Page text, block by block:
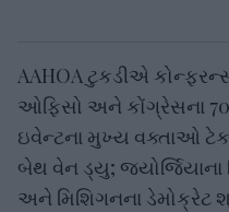
AAHOA ટુકડીએ
ઓફિસો અને કોંગ્રેસના 70
ઇવેન્ટના મુખ્ય વક્તાઓ
બેથ વેન ડ્યુ; જ્યોર્જિયાના
અને મિશિગનના ડેમોક્રેટ